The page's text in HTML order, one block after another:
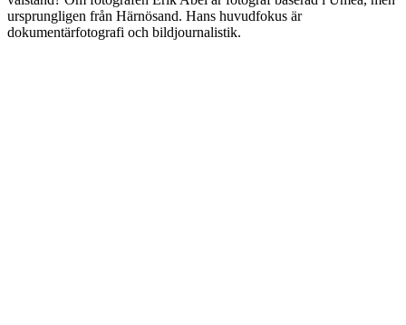
ursprungligen från Härnösand. Hans huvudfokus är
dokumentärfotografi och bildjournalistik.